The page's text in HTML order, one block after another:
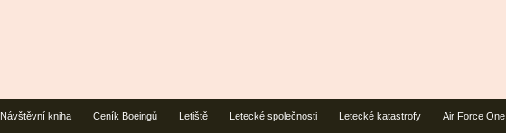
Návštěvní kniha Ceník Boeingů Letiště Letecké společnosti Letecké katastrofy Air Force One